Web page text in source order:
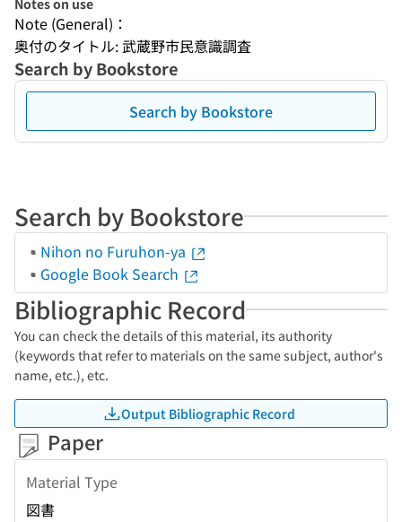
Notes on use
Note (General)：
奥付のタイトル: 武蔵野市民意識調査
Search by Bookstore
Search by Bookstore
Search by Bookstore
Nihon no Furuhon-ya
Google Book Search
Bibliographic Record
You can check the details of this material, its authority
(keywords that refer to materials on the same subject, author's
name, etc.), etc.
Output Bibliographic Record
Paper
Material Type
図書